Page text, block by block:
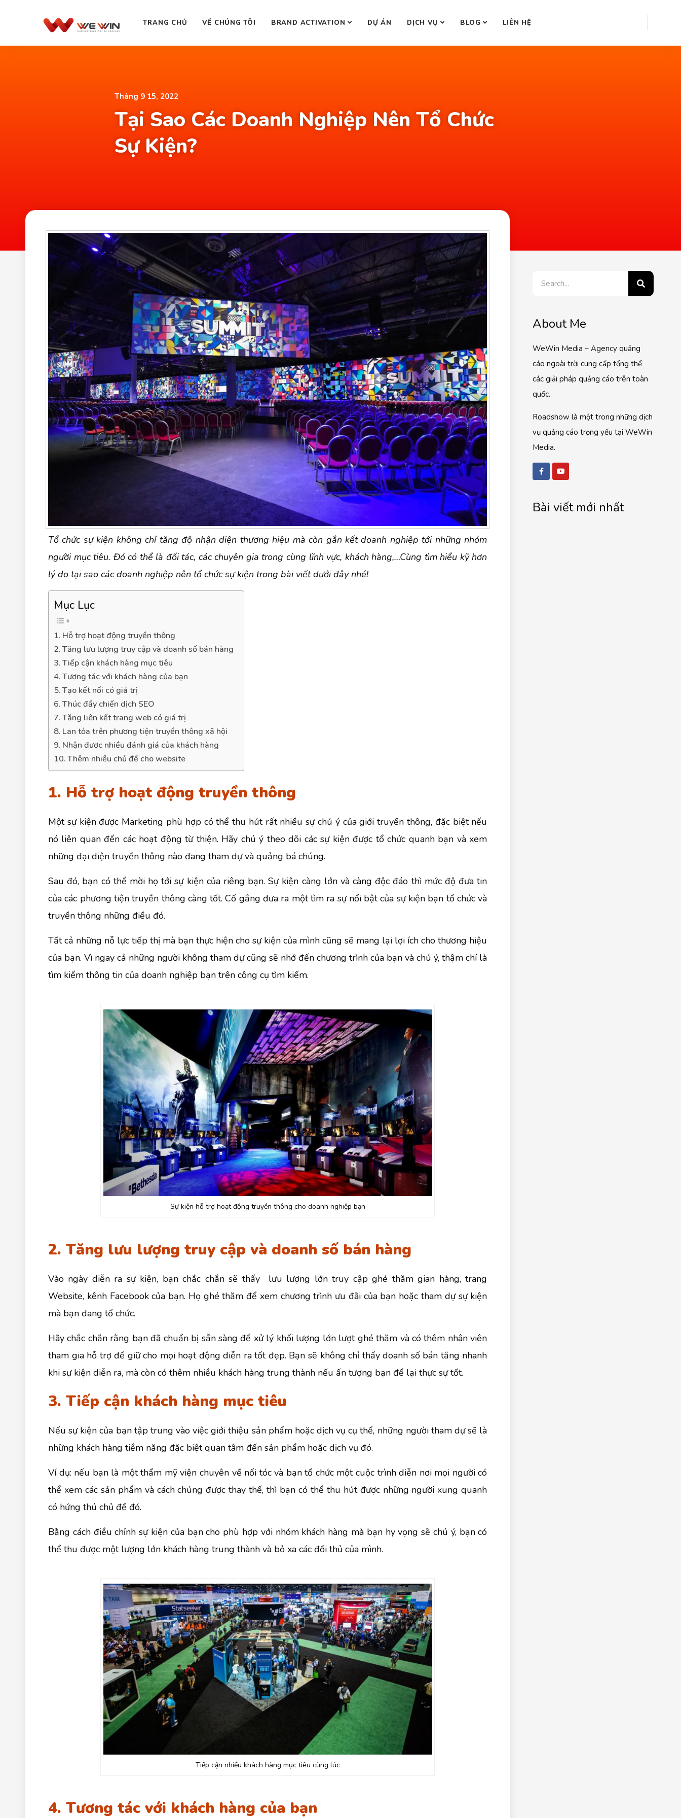
TRANG CHỦ VỀ CHÚNG TÔI BRAND ACTIVATION DỰ ÁN DỊCH VỤ BLOG LIÊN HỆ
Tháng 9 15, 2022
Tại Sao Các Doanh Nghiệp Nên Tổ Chức
Sự Kiện?
Tổ chức sự kiện không chỉ tăng độ nhận diện thương hiệu mà còn gắn kết doanh nghiệp tới những nhóm
người mục tiêu. Đó có thể là đối tác, các chuyên gia trong cùng lĩnh vực, khách hàng,…Cùng tìm hiểu kỹ hơn
lý do tại sao các doanh nghiệp nên tổ chức sự kiện trong bài viết dưới đây nhé!
Mục Lục
1. Hỗ trợ hoạt động truyền thông
2. Tăng lưu lượng truy cập và doanh số bán hàng
3. Tiếp cận khách hàng mục tiêu
4. Tương tác với khách hàng của bạn
5. Tạo kết nối có giá trị
6. Thúc đẩy chiến dịch SEO
7. Tăng liên kết trang web có giá trị
8. Lan tỏa trên phương tiện truyền thông xã hội
9. Nhận được nhiều đánh giá của khách hàng
10. Thêm nhiều chủ đề cho website
1. Hỗ trợ hoạt động truyền thông
Một sự kiện được Marketing phù hợp có thể thu hút rất nhiều sự chú ý của giới truyền thông, đặc biệt nếu
nó liên quan đến các hoạt động từ thiện. Hãy chú ý theo dõi các sự kiện được tổ chức quanh bạn và xem
những đại diện truyền thông nào đang tham dự và quảng bá chúng.
Sau đó, bạn có thể mời họ tới sự kiện của riêng bạn. Sự kiện càng lớn và càng độc đáo thì mức độ đưa tin
của các phương tiện truyền thông càng tốt. Cố gắng đưa ra một tìm ra sự nổi bật của sự kiện bạn tổ chức và
truyền thông những điều đó.
Tất cả những nỗ lực tiếp thị mà bạn thực hiện cho sự kiện của mình cũng sẽ mang lại lợi ích cho thương hiệu
của bạn. Vì ngay cả những người không tham dự cũng sẽ nhớ đến chương trình của bạn và chú ý, thậm chí là
tìm kiếm thông tin của doanh nghiệp bạn trên công cụ tìm kiếm.
Sự kiện hỗ trợ hoạt động truyền thông cho doanh nghiệp bạn
2. Tăng lưu lượng truy cập và doanh số bán hàng
Vào ngày diễn ra sự kiện, bạn chắc chắn sẽ thấy lưu lượng lớn truy cập ghé thăm gian hàng, trang
Website, kênh Facebook của bạn. Họ ghé thăm để xem chương trình ưu đãi của bạn hoặc tham dự sự kiện
mà bạn đang tổ chức.
Hãy chắc chắn rằng bạn đã chuẩn bị sẵn sàng để xử lý khối lượng lớn lượt ghé thăm và có thêm nhân viên
tham gia hỗ trợ để giữ cho mọi hoạt động diễn ra tốt đẹp. Bạn sẽ không chỉ thấy doanh số bán tăng nhanh
khi sự kiện diễn ra, mà còn có thêm nhiều khách hàng trung thành nếu ấn tượng bạn để lại thực sự tốt.
3. Tiếp cận khách hàng mục tiêu
Nếu sự kiện của bạn tập trung vào việc giới thiệu sản phẩm hoặc dịch vụ cụ thể, những người tham dự sẽ là
những khách hàng tiềm năng đặc biệt quan tâm đến sản phẩm hoặc dịch vụ đó.
Ví dụ: nếu bạn là một thẩm mỹ viện chuyên về nối tóc và bạn tổ chức một cuộc trình diễn nơi mọi người có
thể xem các sản phẩm và cách chúng được thay thế, thì bạn có thể thu hút được những người xung quanh
có hứng thú chủ đề đó.
Bằng cách điều chỉnh sự kiện của bạn cho phù hợp với nhóm khách hàng mà bạn hy vọng sẽ chú ý, bạn có
thể thu được một lượng lớn khách hàng trung thành và bỏ xa các đối thủ của mình.
Tiếp cận nhiều khách hàng mục tiêu cùng lúc
4. Tương tác với khách hàng của bạn
About Me
WeWin Media – Agency quảng
cáo ngoài trời cung cấp tổng thể
các giải pháp quảng cáo trên toàn
quốc.
Roadshow là một trong những dịch
vụ quảng cáo trọng yếu tại WeWin
Media.
Bài viết mới nhất